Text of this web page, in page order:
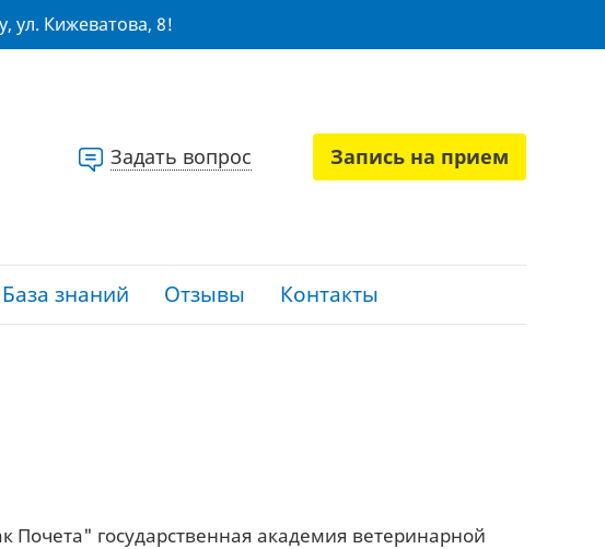
ул. Кижеватова, 8!
Задать вопрос Запись на прием
База знаний Отзывы Контакты
государственная академия ветеринарной